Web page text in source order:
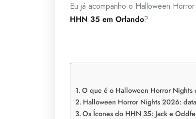
Eu já acompanho o Halloween
HHN 35 em Orlando?
O que é o Halloween Horror
Halloween Horror Nights 2026:
Os Ícones do HHN 35: Jack e